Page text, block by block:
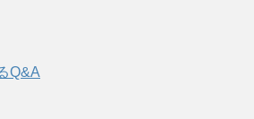
Q&A